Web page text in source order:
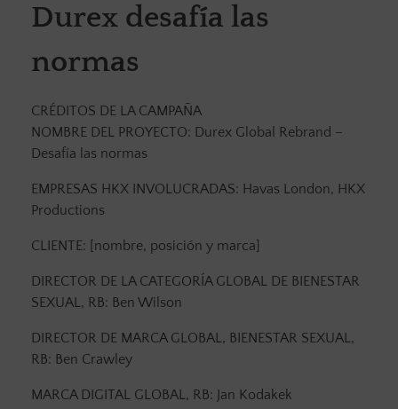
Durex desafía las
normas
CRÉDITOS DE LA CAMPAÑA
NOMBRE DEL PROYECTO: Durex Global Rebrand –
Desafía las normas
EMPRESAS HKX INVOLUCRADAS: Havas London, HKX
Productions
CLIENTE: [nombre, posición y marca]
DIRECTOR DE LA CATEGORÍA GLOBAL DE BIENESTAR
SEXUAL, RB: Ben Wilson
DIRECTOR DE MARCA GLOBAL, BIENESTAR SEXUAL,
RB: Ben Crawley
MARCA DIGITAL GLOBAL, RB: Jan Kodakek